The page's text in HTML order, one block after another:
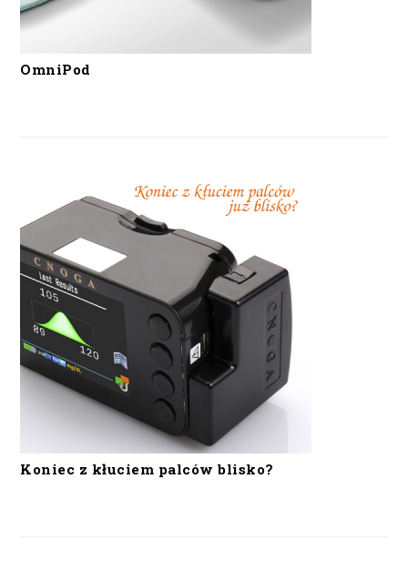
OmniPod
Koniec z kłuciem palców blisko?